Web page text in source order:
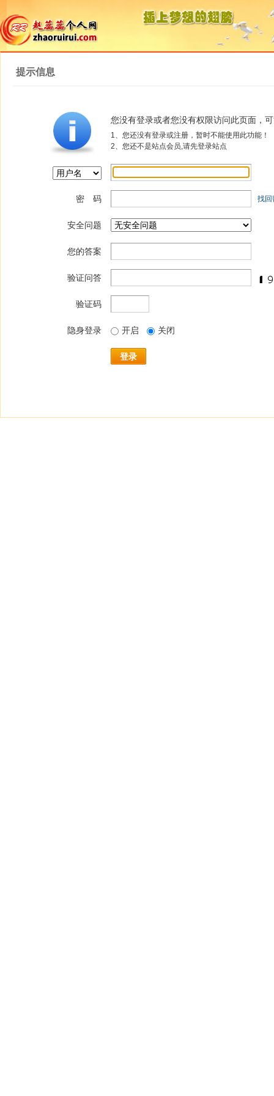
提示信息
您没有登录或者您没有权限访问此页面，
1、您还没有登录或注册，暂时不能使用此功能！
2、您还不是站点会员,请先登录站点
密 码 找回
安全问题
您的答案
验证问答
验证码
隐身登录 开启 关闭
登录